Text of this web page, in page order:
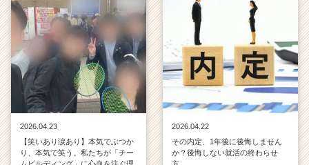
2026.04.23
【笑いあり涙あり】本気でぶつか
り、本気で笑う。私たちが「チー
2026.04.22
その内定、1年後に後悔しません
か？後悔しない就活の終わらせ